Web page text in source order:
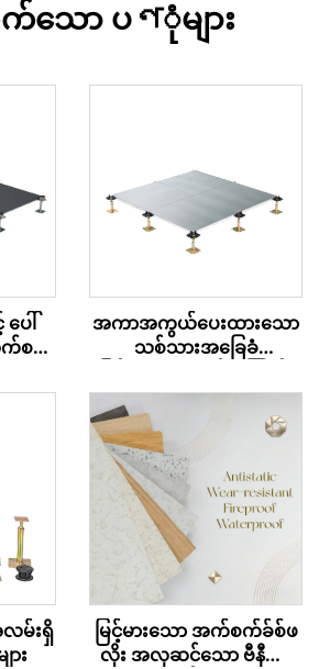
ော ပণုံများ
ေါ်
က်စက်
အကာအကွယ်ပေးထားသော
သစ်သားအခြေခံ
အဖ покရှင်
လမ်းရှိ
း
မြင့်မားသော အက်စက်ခ်စ်ဖ
လိုး အလှဆင်သော ဗီနီယာ